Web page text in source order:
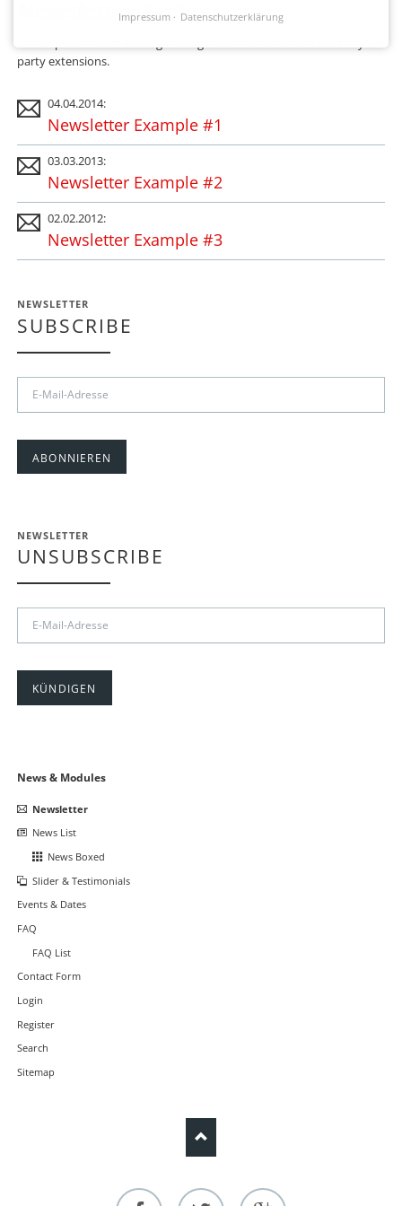
Newsletter Archive
party extensions.
04.04.2014:
Newsletter Example #1
03.03.2013:
Newsletter Example #2
02.02.2012:
Newsletter Example #3
NEWSLETTER
SUBSCRIBE
Mail-
ABONNIEREN
NEWSLETTER
UNSUBSCRIBE
Mail-
KÜNDIGEN
Navigation
News & Modules
Newsletter
News List
News Boxed
Slider & Testimonials
Events & Dates
FAQ
FAQ List
Contact Form
Login
Register
Search
Sitemap
Impressum Datenschutzerklärung